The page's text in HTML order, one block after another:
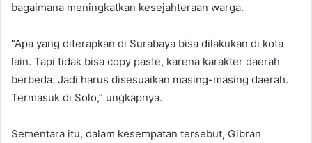
bagaimana meningkatkan kesejahteraan warga.
“Apa yang diterapkan di Surabaya bisa dilakukan di kota
lain. Tapi tidak bisa copy paste, karena karakter daerah
berbeda. Jadi harus disesuaikan masing-masing daerah.
Termasuk di Solo,” ungkapnya.
Sementara itu, dalam kesempatan tersebut, Gibran